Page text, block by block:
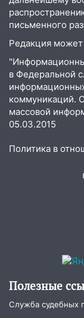
на
18:11
пилотным
17:23
области на
17:16 В
новых
В
и
В
матч
16:12 В
письменного
Редакция может
в Федеральной
коммуникаций.
массовой
05.03.2015
Политика в
Полезные
Служба судебных